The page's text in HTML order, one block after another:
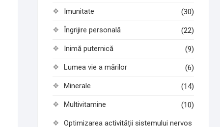
Imunitate (30)
Îngrijire personală (22)
Inimă puternică (9)
Lumea vie a mărilor (6)
Minerale (14)
Multivitamine (10)
Optimizarea activității sistemului nervos